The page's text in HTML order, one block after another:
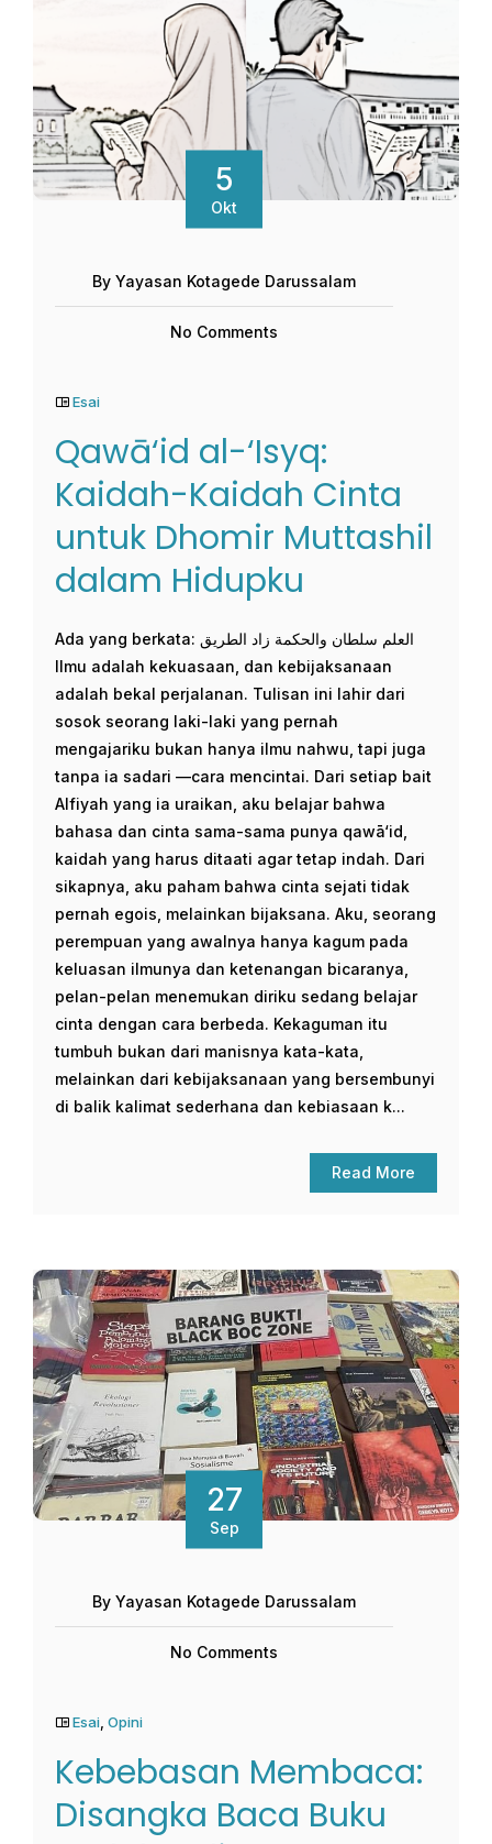
5
Okt
By Yayasan Kotagede Darussalam
No Comments
Esai
Qawā‘id al-‘Isyq:
Kaidah-Kaidah Cinta
untuk Dhomir Muttashil
dalam Hidupku
Ada yang berkata: العلم سلطان والحكمة زاد الطريق
Ilmu adalah kekuasaan, dan kebijaksanaan
adalah bekal perjalanan. Tulisan ini lahir dari
sosok seorang laki-laki yang pernah
mengajariku bukan hanya ilmu nahwu, tapi juga
tanpa ia sadari —cara mencintai. Dari setiap bait
Alfiyah yang ia uraikan, aku belajar bahwa
bahasa dan cinta sama-sama punya qawā‘id,
kaidah yang harus ditaati agar tetap indah. Dari
sikapnya, aku paham bahwa cinta sejati tidak
pernah egois, melainkan bijaksana. Aku, seorang
perempuan yang awalnya hanya kagum pada
keluasan ilmunya dan ketenangan bicaranya,
pelan-pelan menemukan diriku sedang belajar
cinta dengan cara berbeda. Kekaguman itu
tumbuh bukan dari manisnya kata-kata,
melainkan dari kebijaksanaan yang bersembunyi
di balik kalimat sederhana dan kebiasaan k...
Read More
27
Sep
By Yayasan Kotagede Darussalam
No Comments
Esai Opini
Kebebasan Membaca:
Disangka Baca Buku